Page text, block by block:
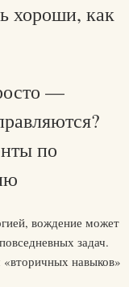
хороши, как
—
по
вождение может
задач.
навыков»